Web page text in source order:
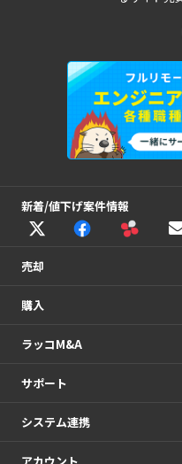
新着/値下げ案件情報
売却
購入
ラッコM&A
サポート
システム連携